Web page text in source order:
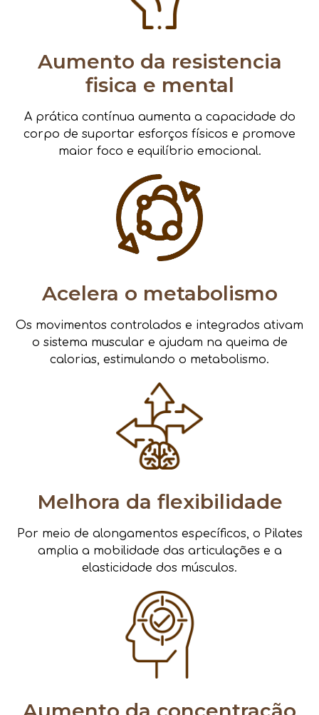
Aumento da resistencia
fisica e mental
A prática contínua aumenta a capacidade do
corpo de suportar esforços físicos e promove
maior foco e equilíbrio emocional.
Acelera o metabolismo
Os movimentos controlados e integrados ativam
o sistema muscular e ajudam na queima de
calorias, estimulando o metabolismo.
Melhora da flexibilidade
Por meio de alongamentos específicos, o Pilates
amplia a mobilidade das articulações e a
elasticidade dos músculos.